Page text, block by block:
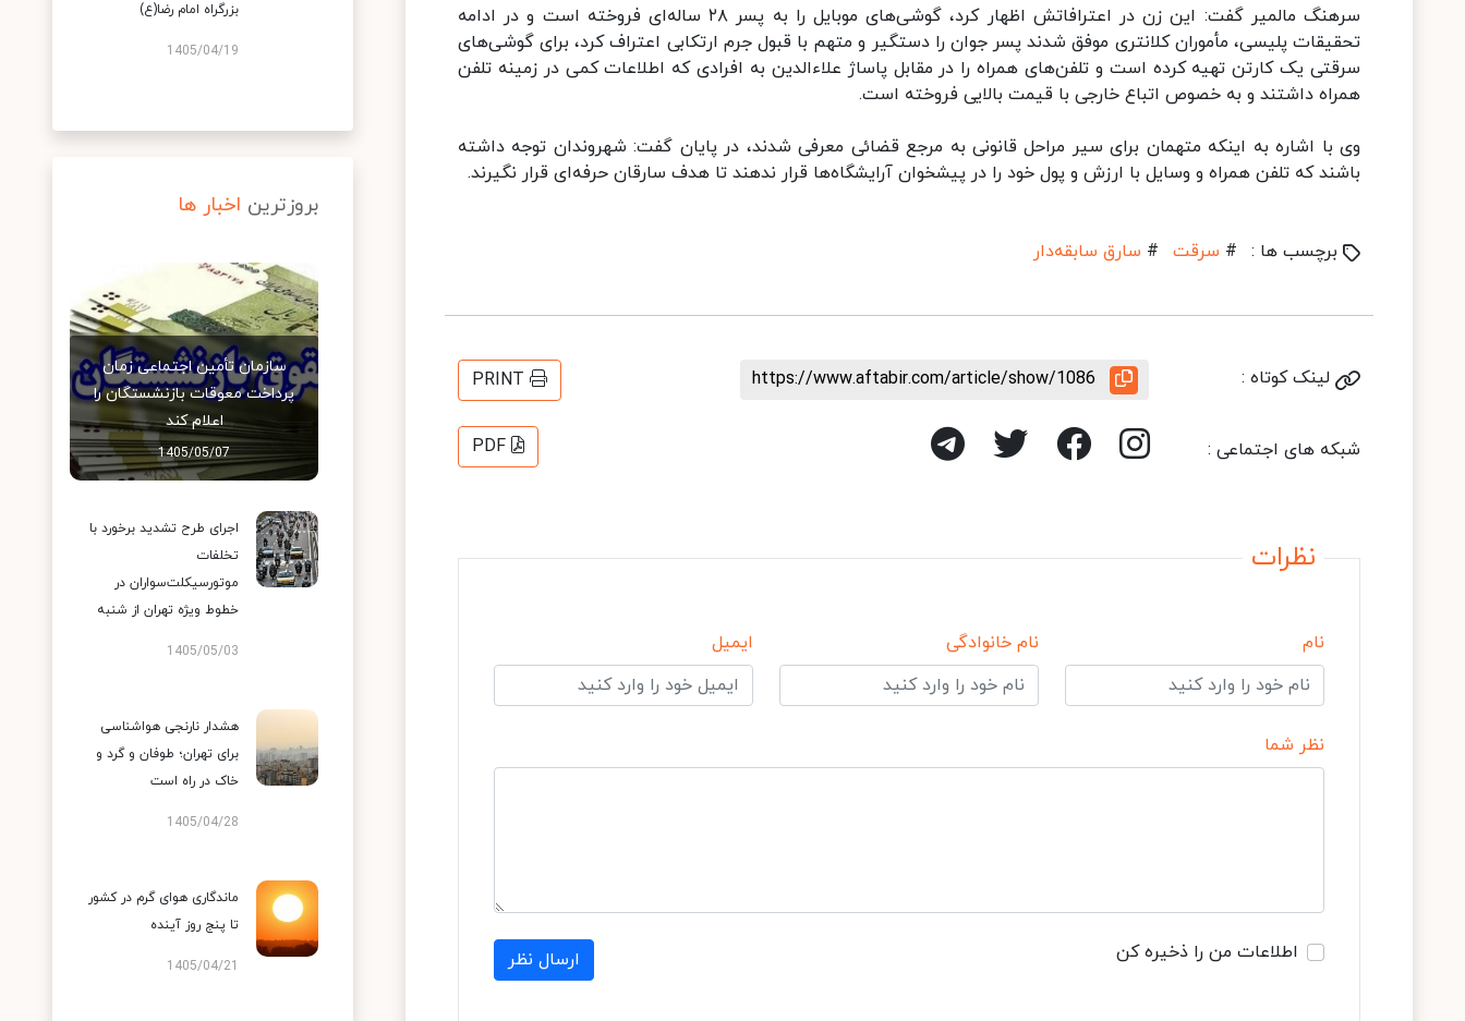
سرهنگ مالمیر گفت: این زن در اعترافاتش اظهار کرد، گوشی‌های موبایل را به پسر ۲۸ ساله‌ای فروخته است و در ادامه
تحقیقات پلیسی، مأموران کلانتری موفق شدند پسر جوان را دستگیر و متهم با قبول جرم ارتکابی اعتراف کرد، برای گوشی‌های
سرقتی یک کارتن تهیه کرده است و تلفن‌های همراه را در مقابل پاساژ علاءالدین به افرادی که اطلاعات کمی در زمینه تلفن
همراه داشتند و به خصوص اتباع خارجی با قیمت بالایی فروخته است.
وی با اشاره به اینکه متهمان برای سیر مراحل قانونی به مرجع قضائی معرفی شدند، در پایان گفت: شهروندان توجه داشته
باشند که تلفن همراه و وسایل با ارزش و پول خود را در پیشخوان آرایشگاه‌ها قرار ندهند تا هدف سارقان حرفه‌ای قرار نگیرند.
برچسب ها : # سرقت # سارق سابقه‌دار
لینک کوتاه : https://www.aftabir.com/article/show/1086
PRINT
شبکه های اجتماعی : PDF
نظرات
نام نام خانوادگی ایمیل
نظر شما
اطلاعات من را ذخیره کن ارسال نظر
بزرگراه امام رضا(ع)
1405/04/19
بروزترین اخبار ها
سازمان تأمین اجتماعی زمان
پرداخت معوقات بازنشستگان را
اعلام کند
1405/05/07
اجرای طرح تشدید برخورد با
تخلفات
موتورسیکلت‌سواران در
خطوط ویژه تهران از شنبه
1405/05/03
هشدار نارنجی هواشناسی
برای تهران؛ طوفان و گرد و
خاک در راه است
1405/04/28
ماندگاری هوای گرم در کشور
تا پنج روز آینده
1405/04/21